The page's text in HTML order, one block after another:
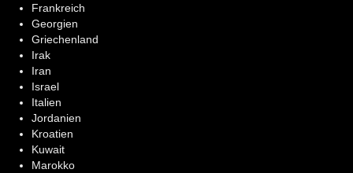
Frankreich
Georgien
Griechenland
Irak
Iran
Israel
Italien
Jordanien
Kroatien
Kuwait
Marokko